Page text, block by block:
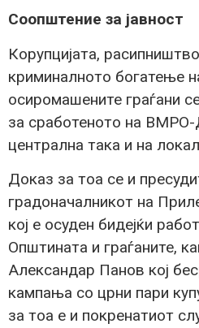
Соопштение за јавност
Корупцијата,
криминалното богатење
осиромашените граѓани
за сработеното на
централна така и на
Доказ за тоа се и
градоначалникот на
кој е осуден бидејќи
Општината и граѓаните,
Александар Панов кој
кампања со црни пари
за тоа е и покренатиот